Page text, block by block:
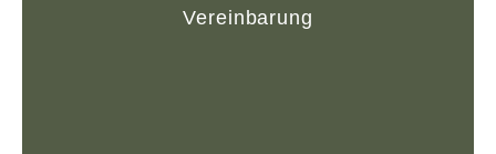
Vereinbarung